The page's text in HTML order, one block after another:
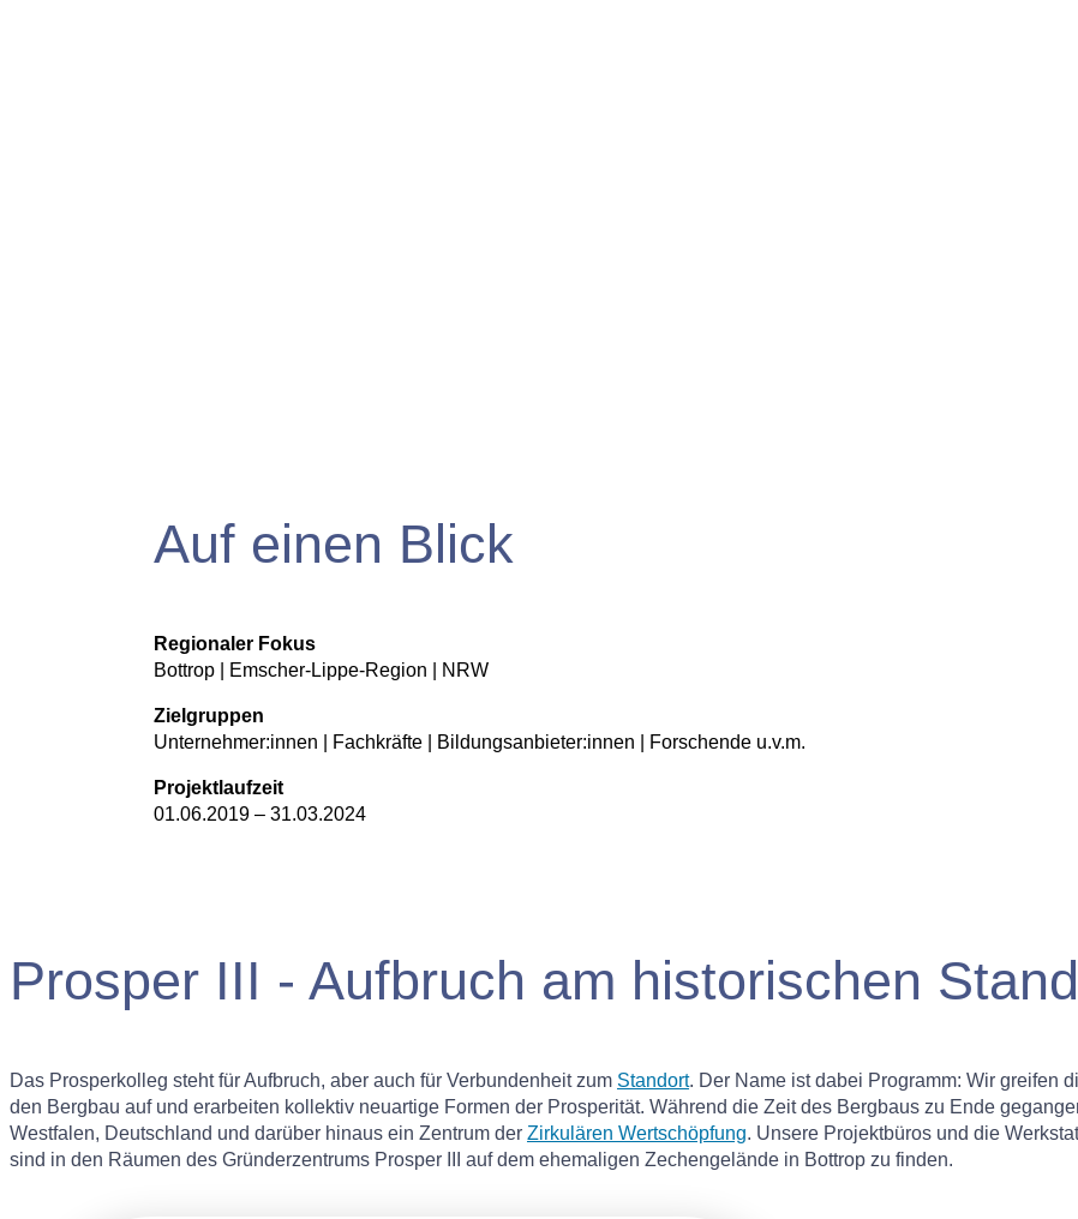
Auf einen Blick
Regionaler Fokus
Bottrop | Emscher-Lippe-Region | NRW
Zielgruppen
Unternehmer:innen | Fachkräfte | Bildungsanbieter:innen | Forschende u.v.m.
Projektlaufzeit
01.06.2019 – 31.03.2024
Prosper III - Aufbruch am historischen
Das Prosperkolleg steht für Aufbruch, aber auch für Verbundenheit zum Standort. Der Name ist dabei Programm: Wir greifen
den Bergbau auf und erarbeiten kollektiv neuartige Formen der Prosperität. Während die Zeit des Bergbaus zu Ende
Westfalen, Deutschland und darüber hinaus ein Zentrum der Zirkulären Wertschöpfung. Unsere Projektbüros und die
sind in den Räumen des Gründerzentrums Prosper III auf dem ehemaligen Zechengelände in Bottrop zu finden.